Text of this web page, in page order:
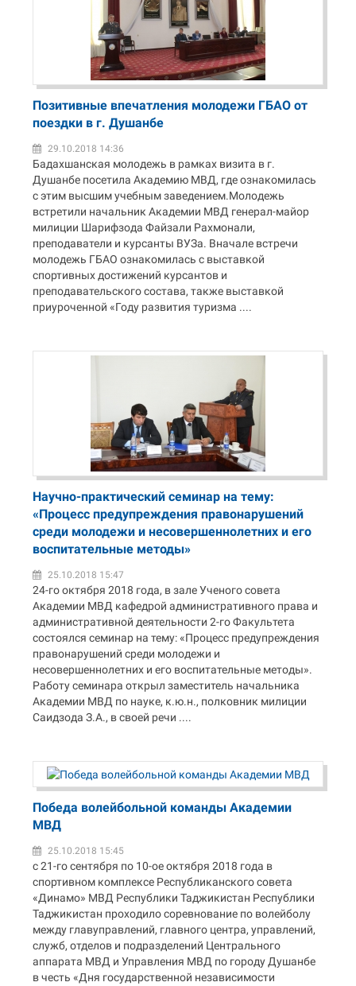
Позитивные впечатления молодежи ГБАО от
поездки в г. Душанбе
29.10.2018 14:36
Бадахшанская молодежь в рамках визита в г.
Душанбе посетила Академию МВД, где ознакомилась
с этим высшим учебным заведением.Молодежь
встретили начальник Академии МВД генерал-майор
милиции Шарифзода Файзали Рахмонали,
преподаватели и курсанты ВУЗа. Вначале встречи
молодежь ГБАО ознакомилась с выставкой
спортивных достижений курсантов и
преподавательского состава, также выставкой
приуроченной «Году развития туризма ....
Научно-практический семинар на тему:
«Процесс предупреждения правонарушений
среди молодежи и несовершеннолетних и его
воспитательные методы»
25.10.2018 15:47
24-го октября 2018 года, в зале Ученого совета
Академии МВД кафедрой административного права и
административной деятельности 2-го Факультета
состоялся семинар на тему: «Процесс предупреждения
правонарушений среди молодежи и
несовершеннолетних и его воспитательные методы».
Работу семинара открыл заместитель начальника
Академии МВД по науке, к.ю.н., полковник милиции
Саидзода З.А., в своей речи ....
Победа волейбольной команды Академии
МВД
25.10.2018 15:45
с 21-го сентября по 10-ое октября 2018 года в
спортивном комплексе Республиканского совета
«Динамо» МВД Республики Таджикистан Республики
Таджикистан проходило соревнование по волейболу
между главуправлений, главного центра, управлений,
служб, отделов и подразделений Центрального
аппарата МВД и Управления МВД по городу Душанбе
в честь «Дня государственной независимости